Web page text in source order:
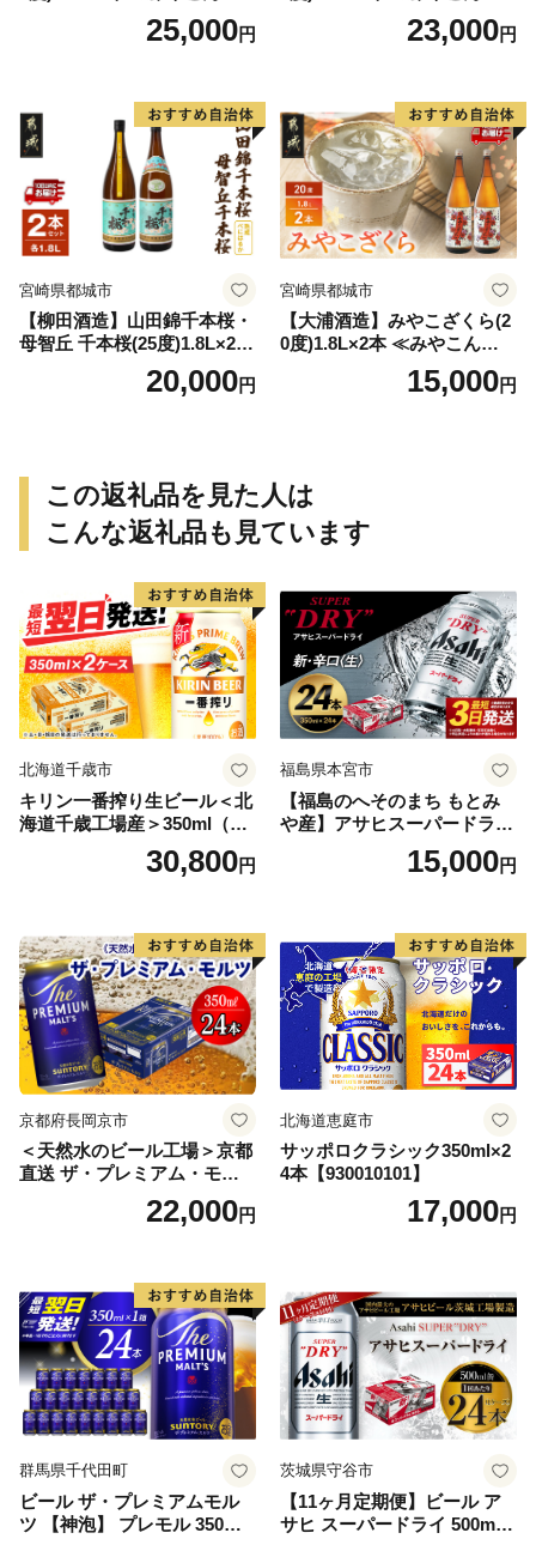
特急便≫_AD-077125,000円
特急便≫_23-07-K03P-1800-3
23,000円
宮崎県都城市
【柳田酒造】山田錦千本桜・
母智丘 千本桜(25度)1.8L×2本
≪みやこんじょ特急便≫_AC
20,000円
宮崎県都城市
【大浦酒造】みやこざくら(2
0度)1.8L×2本 ≪みやこんじょ
特急便≫_MJ-077115,000円
この返礼品を見た人は
こんな返礼品も見ています
北海道千歳市
キリン一番搾り生ビール＜北
海道千歳工場産＞350ml（24
30,800円
福島県本宮市
【福島のへそのまち もとみ
や産】アサヒスーパードライ
350ml×24本 合計8.4L 1ケー
ス アルコール度数5% 缶ビー
口 送料無料 カメイ 本宮市
【07214-0206】
15,000円
京都府長岡京市
＜天然水のビール工場＞京都
直送 ザ・プレミアム・モル
ツ 350ml×24本 プレモル [149
22,000円
北海道恵庭市
サッポロクラシック350ml×2
4本【930010101】
17,000円
群馬県千代田町
ビール ザ・プレミアムモル
ツ 【神泡】 プレモル 350ml
茨城県守谷市
【11ヶ月定期便】ビール ア
サヒ スーパードライ 500ml 2